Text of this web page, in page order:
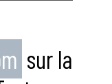
sur la